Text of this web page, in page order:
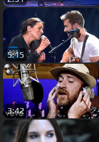
5:15
3:42